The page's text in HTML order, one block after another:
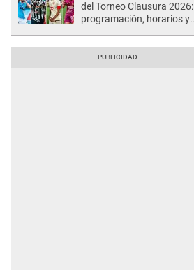
del Torneo Clausura 2026:
programación, horarios y